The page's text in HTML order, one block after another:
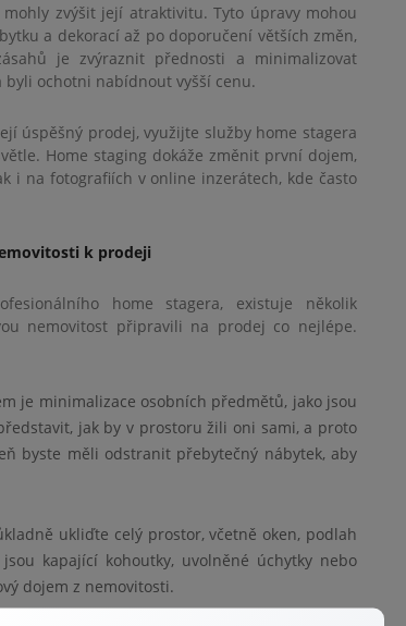
zvýšit její atraktivitu. Tyto úpravy mohou
a dekorací až po doporučení větších změn,
je zvýraznit přednosti a minimalizovat
ochotni nabídnout vyšší cenu.
úspěšný prodej, využijte služby home stagera
Home staging dokáže změnit první dojem,
i na fotografiích v online inzerátech, kde často
k prodeji
home stagera, existuje několik
nemovitost připravili na prodej co nejlépe.
je minimalizace osobních předmětů, jako jsou
jak by v prostoru žili oni sami, a proto
byste měli odstranit přebytečný nábytek, aby
ukliďte celý prostor, včetně oken, podlah
kapající kohoutky, uvolněné úchytky nebo
dojem z nemovitosti.